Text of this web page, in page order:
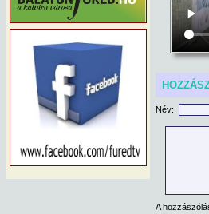
Név:
A